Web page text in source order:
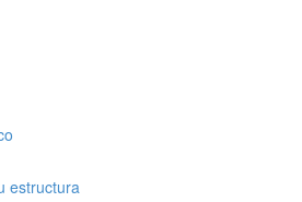
estructura